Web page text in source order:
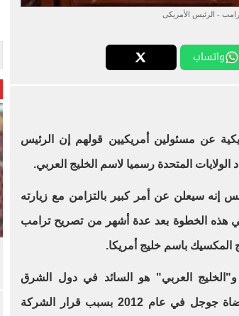
- الرئيس الأمريكى
واتساب
عن مسئولين أمريكيين قولهم إن الرئيس
الولايات المتحدة رسميا لاسم الخليج العربي.
إنه سيعلن عن أمر كبير بالتزامن مع زيارته
هذه الخطوة بعد عدة أشهر من تصريح ترامب
المكسيك باسم خليج أمريكا.
العربي" هو السائد في دول الشرق
الأوسط، هددت حكومة إيران، بمقاضاة جوجل في عام 2012 بسبب قرار الشركة